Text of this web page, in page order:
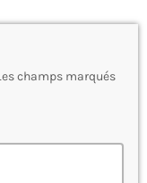
champs marqués